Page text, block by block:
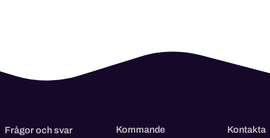
Frågor och svar
Kommande
Kontakta